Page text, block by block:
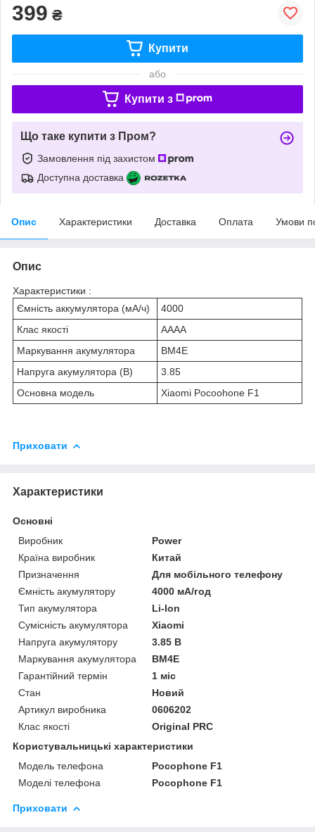
399 ₴
Купити
або
Купити з
Що таке купити з Пром?
Замовлення під захистом
Доступна доставка
Опис Характеристики Доставка Оплата Умови
Опис
Характеристики :
Ємність аккумулятора (мА/ч)
4000
Клас якості
AAAA
Маркування акумулятора
BM4E
Напруга акумулятора (В)
3.85
Основна модель
Xiaomi Pocoohone F1
Приховати
Характеристики
Основні
Виробник
Power
Країна виробник
Китай
Призначення
Для мобільного телефону
Ємність акумулятору
4000 мА/год
Тип акумулятора
Li-Ion
Сумісність акумулятора
Xiaomi
Напруга акумулятору
3.85 В
Маркування акумулятора
BM4E
Гарантійний термін
1 міс
Стан
Новий
Артикул виробника
0606202
Клас якості
Original PRC
Користувальницькі характеристики
Модель телефона
Pocophone F1
Моделі телефона
Pocophone F1
Приховати